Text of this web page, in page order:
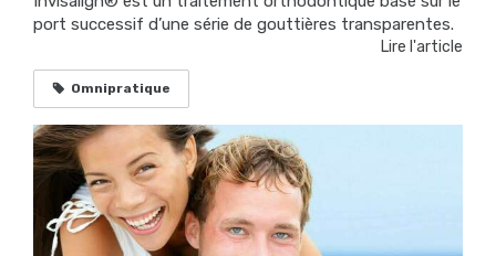
port successif d’une série de gouttières transparentes.
Lire l'article
Omnipratique